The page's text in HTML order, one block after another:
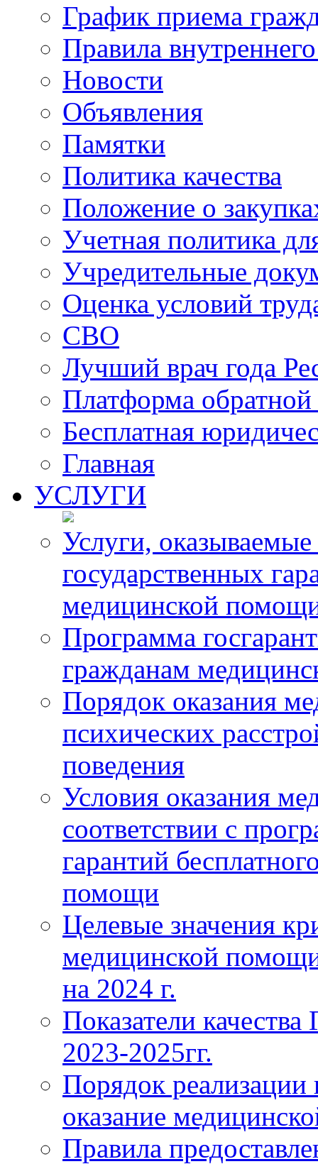
График приема
Правила
Новости
Объявления
Памятки
Политика качества
Положение о
Учетная политика
Учредительные
Оценка условий
СВО
Лучший врач года
Платформа
Бесплатная
Главная
УСЛУГИ
Услуги,
государственных
медицинской
Программа
гражданам
Порядок оказания
психических
поведения
Условия оказания
соответствии с
гарантий
помощи
Целевые значения
медицинской
на 2024 г.
Показатели
2023-2025гг.
Порядок реализации
оказание
Правила